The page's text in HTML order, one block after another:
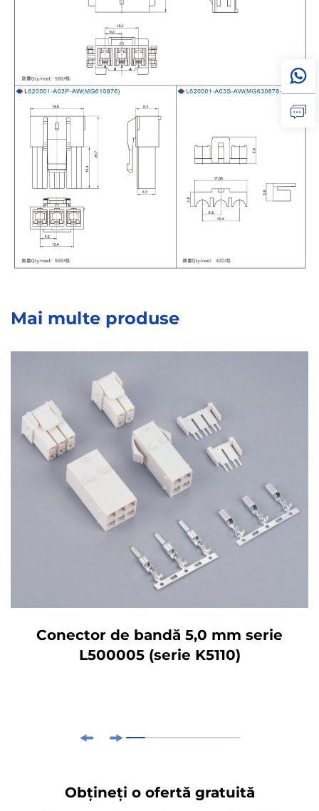
Mai multe produse
Conector de bandă 5,0 mm serie
L500005 (serie K5110)
Obțineți o ofertă gratuită